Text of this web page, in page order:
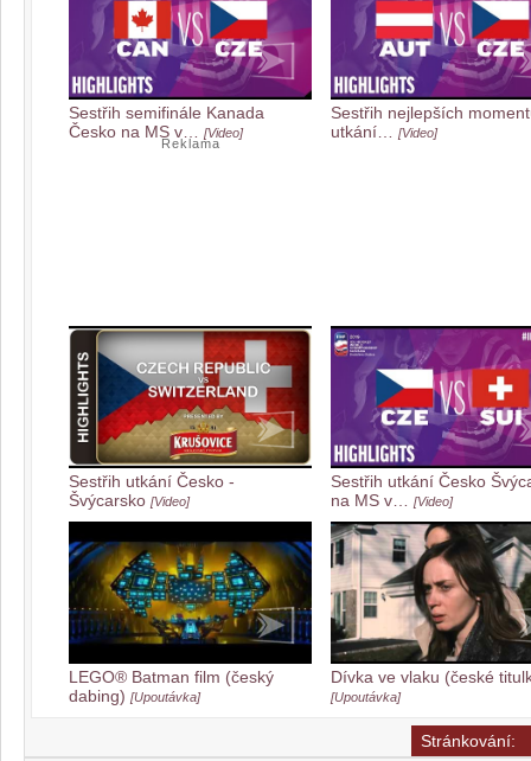
Sestřih semifinále Kanada
Česko na MS v…
[Video]
Sestřih nejlepších
utkání…
[Video]
Reklama
Sestřih utkání Česko -
Švýcarsko [Video]
Sestřih utkání Česko
na MS v…
[Video]
LEGO® Batman film (český
dabing) [Upoutávka]
Dívka ve vlaku (české
[Upoutávka]
Stránkování: